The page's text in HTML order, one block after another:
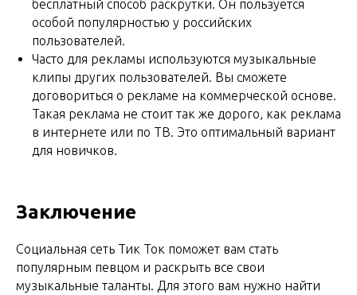
бесплатный способ раскрутки. Он пользуется
особой популярностью у российских
пользователей.
Часто для рекламы используются музыкальные
клипы других пользователей. Вы сможете
договориться о рекламе на коммерческой основе.
Такая реклама не стоит так же дорого, как реклама
в интернете или по ТВ. Это оптимальный вариант
для новичков.
Заключение
Социальная сеть Тик Ток поможет вам стать
популярным певцом и раскрыть все свои
музыкальные таланты. Для этого вам нужно найти